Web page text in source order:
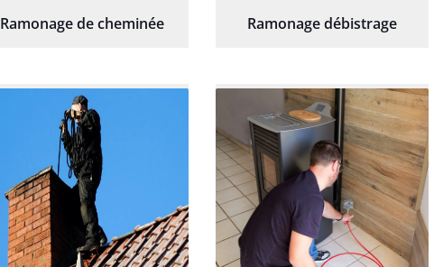
Ramonage de cheminée Ramonage débistrage